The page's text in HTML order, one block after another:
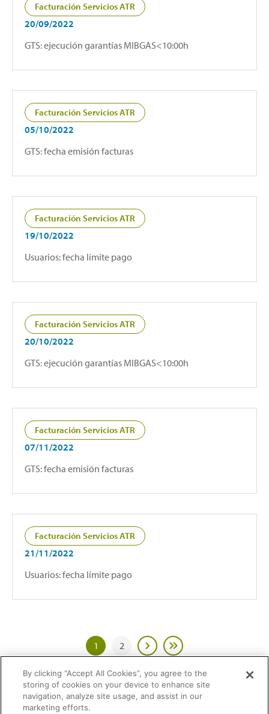
Facturación Servicios ATR
20/09/2022
GTS: ejecución garantías MIBGAS<10:00h
Facturación Servicios ATR
05/10/2022
GTS: fecha emisión facturas
Facturación Servicios ATR
19/10/2022
Usuarios: fecha límite pago
Facturación Servicios ATR
20/10/2022
GTS: ejecución garantías MIBGAS<10:00h
Facturación Servicios ATR
07/11/2022
GTS: fecha emisión facturas
Facturación Servicios ATR
21/11/2022
Usuarios: fecha límite pago
1 2
By clicking “Accept All Cookies”, you agree to the
storing of cookies on your device to enhance site
navigation, analyze site usage, and assist in our
marketing efforts.